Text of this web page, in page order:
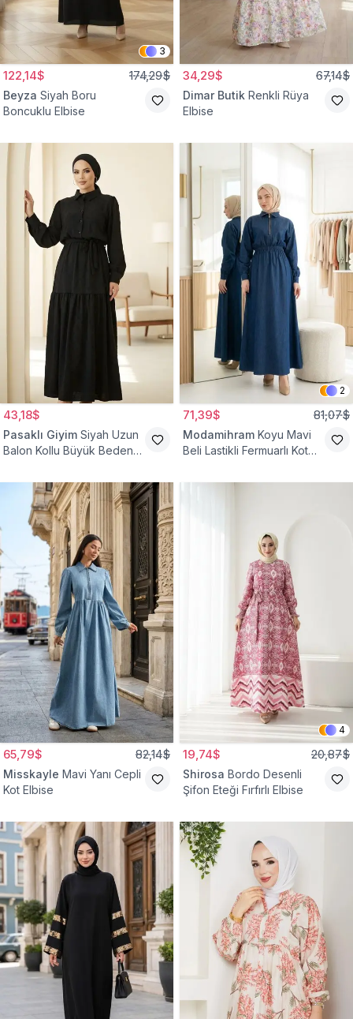
3
122,14$ 174,29$
Beyza Siyah Boru
Boncuklu Elbise
34,29$ 67,14$
Dimar Butik Renkli Rüya
Elbise
43,18$
Pasaklı Giyim Siyah Uzun
Balon Kollu Büyük Beden
2
71,39$ 81,07$
Modamihram Koyu Mavi
Beli Lastikli Fermuarlı Kot
65,79$ 82,14$
Misskayle Mavi Yanı Cepli
Kot Elbise
4
19,74$ 20,87$
Shirosa Bordo Desenli
Şifon Eteği Fırfırlı Elbise